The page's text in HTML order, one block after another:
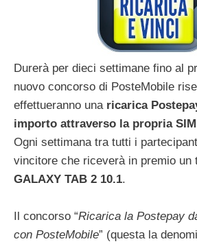
Durerà per dieci settimane fino al
nuovo concorso di PosteMobile
effettueranno una ricarica
importo attraverso la propria
Ogni settimana tra tutti i
vincitore che riceverà in premio un
GALAXY TAB 2 10.1.
Il concorso “Ricarica la Postepay
con PosteMobile” (questa la